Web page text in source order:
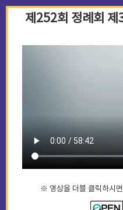
제252회 정례회 제
※ 영상을 더블 클릭하시